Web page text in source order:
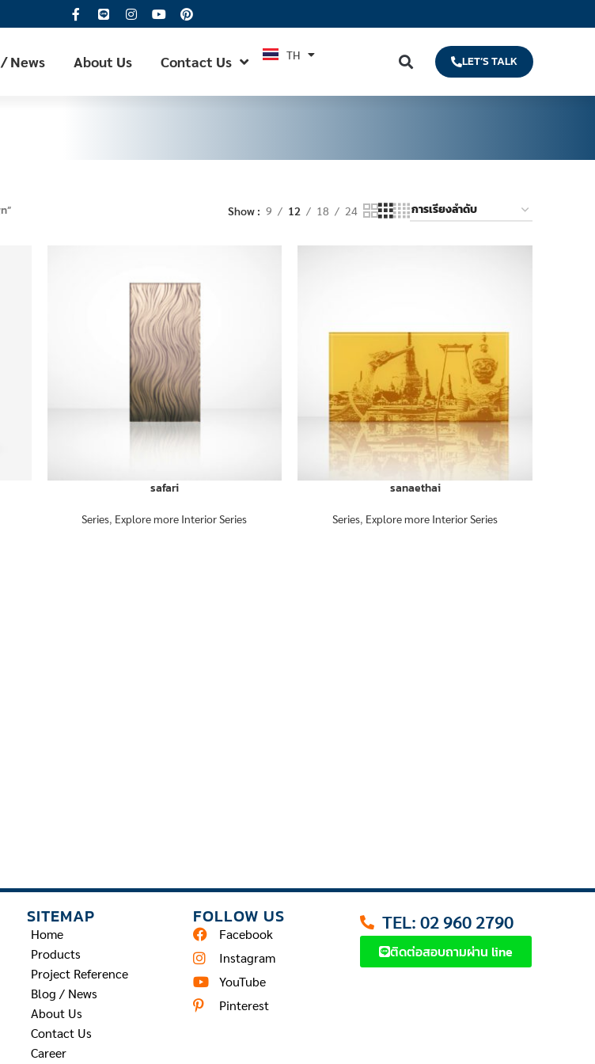
News About Us Contact Us TH
EN LET’S TALK
Show 9 12 18 24
safari
Series, Explore more Interior Series
sanaethai
Series, Explore more Interior Series
SITEMAP
Home
Products
Project Reference
Blog / News
About Us
Contact Us
Career
FOLLOW US
Facebook
Instagram
YouTube
Pinterest
TEL: 02 960 2790
ติดต่อสอบถามผ่าน line